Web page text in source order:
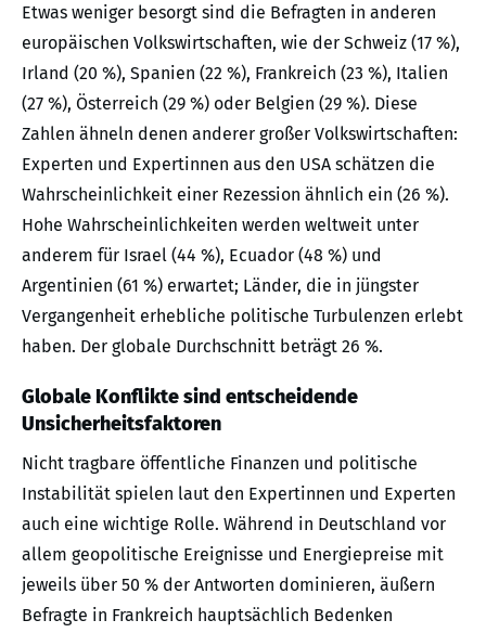
Etwas weniger besorgt sind die Befragten in anderen
europäischen Volkswirtschaften, wie der Schweiz (17 %),
Irland (20 %), Spanien (22 %), Frankreich (23 %), Italien
(27 %), Österreich (29 %) oder Belgien (29 %). Diese
Zahlen ähneln denen anderer großer Volkswirtschaften:
Experten und Expertinnen aus den USA schätzen die
Wahrscheinlichkeit einer Rezession ähnlich ein (26 %).
Hohe Wahrscheinlichkeiten werden weltweit unter
anderem für Israel (44 %), Ecuador (48 %) und
Argentinien (61 %) erwartet; Länder, die in jüngster
Vergangenheit erhebliche politische Turbulenzen erlebt
haben. Der globale Durchschnitt beträgt 26 %.
Globale Konflikte sind entscheidende
Unsicherheitsfaktoren
Nicht tragbare öffentliche Finanzen und politische
Instabilität spielen laut den Expertinnen und Experten
auch eine wichtige Rolle. Während in Deutschland vor
allem geopolitische Ereignisse und Energiepreise mit
jeweils über 50 % der Antworten dominieren, äußern
Befragte in Frankreich hauptsächlich Bedenken